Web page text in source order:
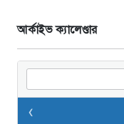
আর্কাইভ ক্যালেণ্ডার
‹